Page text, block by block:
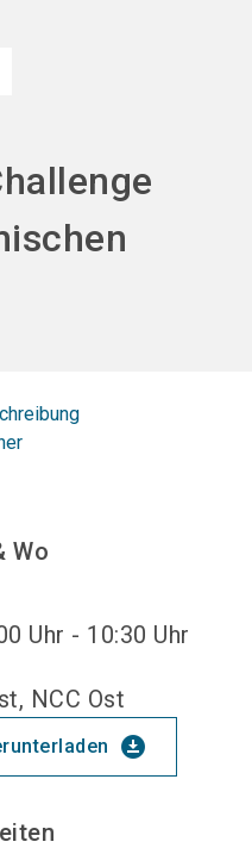
Wo
Uhr - 10:30 Uhr
NCC Ost
download_for_offline